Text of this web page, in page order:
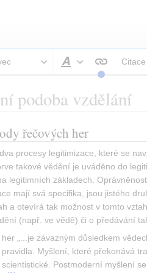
Styl textu
Citace
podoba vzdělání
řečových her
procesy legitimizace, které se
takové vědění je uváděno do
legitimních základech.
mají svá specifika, jsou jistého
a otevírá tak možnost v tomto
(např. ve vědě) či o předávání
„...je závazným důsledkem
Myšlení, které překonává
Postmoderní myšlení